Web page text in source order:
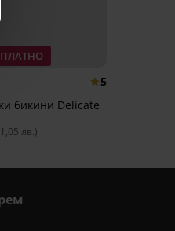
5
бикини Delicate
лв.)